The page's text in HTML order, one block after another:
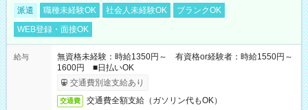
派遣 職種未経験OK 社会人未経験OK
ブランクOK
WEB登録・面接OK
給与
無資格未経験：時給1350円～ 有資格or経験者：時給1550円～
1600円 ■日払いOK
交通費別途支給あり
交通費 交通費全額支給（ガソリン代もOK）